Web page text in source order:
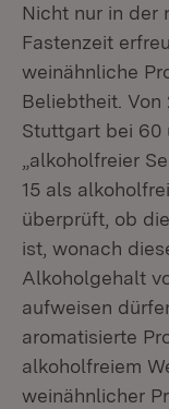
Nicht nur in der
Fastenzeit
weinähnliche
Beliebtheit. Von
Stuttgart bei 60
„alkoholfreier
15 als
überprüft, ob
ist, wonach
Alkoholgehalt
aufweisen
aromatisierte
alkoholfreiem
weinähnlicher